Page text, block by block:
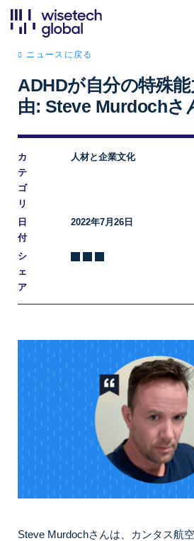
ニュースに戻る
ADHDが自分の特殊
由: Steve Murdochさ
カ
テ
ゴ
リ
人材と企業文化
日
付
2022年7月26日
シ
ェ
ア
Steve Murdochさんは、カンタス航